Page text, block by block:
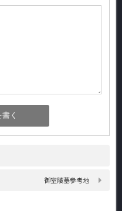
御室陵墓参考地